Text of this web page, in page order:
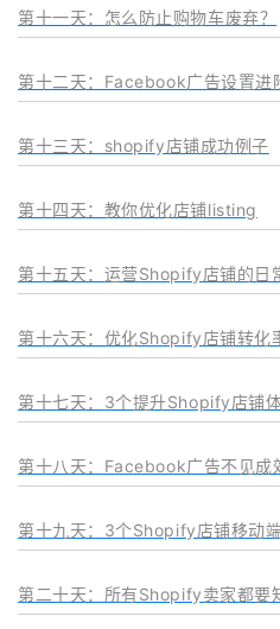
第十一天：怎么防止购物车废弃？
第十二天：Facebook广告设置进
第十三天：shopify店铺成功例子
第十四天：教你优化店铺listing
第十五天：运营Shopify店铺的日
第十六天：优化Shopify店铺转化
第十七天： 3个提升Shopify店铺
第十八天： Facebook广告不见成
第十九天：3个Shopify店铺移动
第二十天：所有Shopify卖家都要